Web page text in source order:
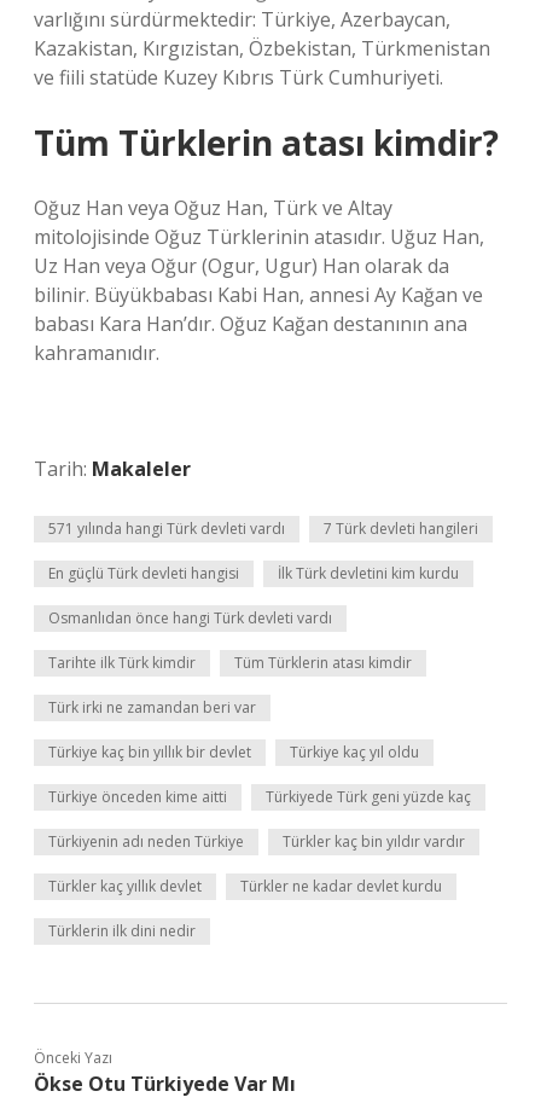
varlığını sürdürmektedir: Türkiye, Azerbaycan,
Kazakistan, Kırgızistan, Özbekistan, Türkmenistan
ve fiili statüde Kuzey Kıbrıs Türk Cumhuriyeti.
Tüm Türklerin atası kimdir?
Oğuz Han veya Oğuz Han, Türk ve Altay
mitolojisinde Oğuz Türklerinin atasıdır. Uğuz Han,
Uz Han veya Oğur (Ogur, Ugur) Han olarak da
bilinir. Büyükbabası Kabi Han, annesi Ay Kağan ve
babası Kara Han’dır. Oğuz Kağan destanının ana
kahramanıdır.
Tarih: Makaleler
571 yılında hangi Türk devleti vardı 7 Türk devleti hangileri
En güçlü Türk devleti hangisi İlk Türk devletini kim kurdu
Osmanlıdan önce hangi Türk devleti vardı
Tarihte ilk Türk kimdir Tüm Türklerin atası kimdir
Türk irki ne zamandan beri var
Türkiye kaç bin yıllık bir devlet Türkiye kaç yıl oldu
Türkiye önceden kime aitti Türkiyede Türk geni yüzde kaç
Türkiyenin adı neden Türkiye Türkler kaç bin yıldır vardır
Türkler kaç yıllık devlet Türkler ne kadar devlet kurdu
Türklerin ilk dini nedir
Önceki Yazı
Ökse Otu Türkiyede Var Mı